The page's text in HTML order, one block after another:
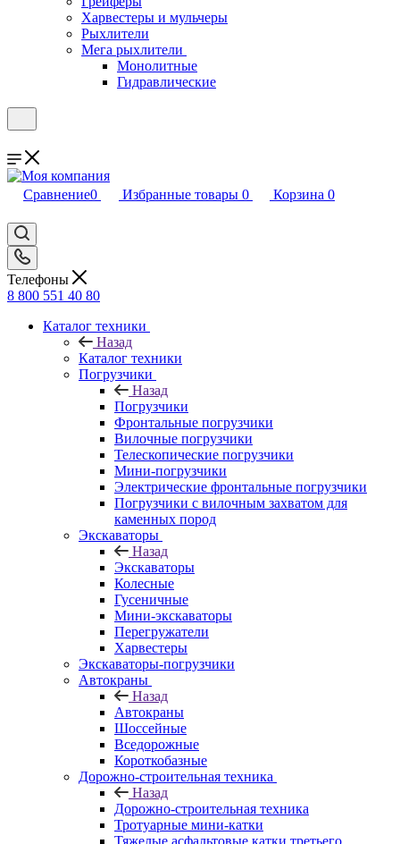
Харвестеры и мульчеры
Рыхлители
Мега рыхлители
Монолитные
Гидравлические
Сравнение0 Избранные товары 0 Корзина 0
Телефоны
8 800 551 40 80
Каталог техники
Назад
Каталог техники
Погрузчики
Назад
Погрузчики
Фронтальные погрузчики
Вилочные погрузчики
Телескопические погрузчики
Мини-погрузчики
Электрические фронтальные погрузчики
Погрузчики с вилочным захватом для
каменных пород
Экскаваторы
Назад
Экскаваторы
Колесные
Гусеничные
Мини-экскаваторы
Перегружатели
Харвестеры
Экскаваторы-погрузчики
Автокраны
Назад
Автокраны
Шоссейные
Вседорожные
Короткобазные
Дорожно-строительная техника
Назад
Дорожно-строительная техника
Тротуарные мини-катки
Тяжелые асфальтовые катки третьего